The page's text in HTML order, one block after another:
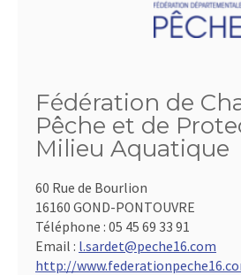
Fédération de
Pêche et de
Milieu Aquatique
60 Rue de Bourlion
16160 GOND-PONTOUVRE
Téléphone : 05 45 69 33 91
Email : l.sardet@peche16.com
http://